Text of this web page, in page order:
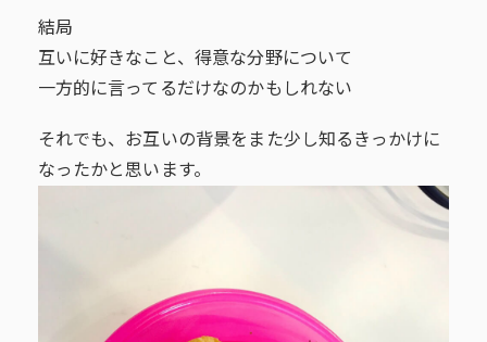
結局
互いに好きなこと、得意な分野について
一方的に言ってるだけなのかもしれない
それでも、お互いの背景をまた少し知るきっかけに
なったかと思います。